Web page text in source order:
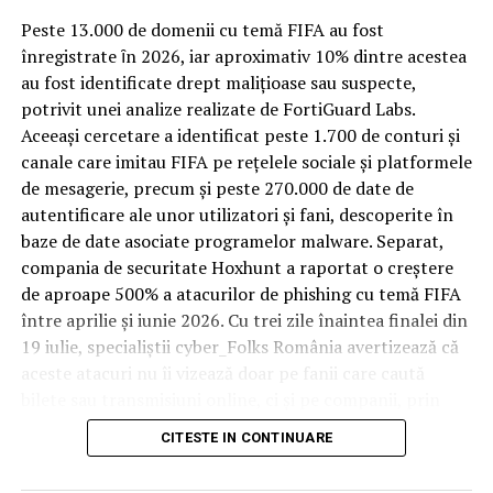
ARTICOLE PE ACEIASI TEMA: PRIMA
URMATORUL
Alertă! Rusia înfige rachete de ultimă generație în
coasta NATO. Unde a fost instalat sistemul S-400 |
Capitala24
NU RATATI
Curs BNR. Curs valutar 4 martie 2019. Cât a ajuns EURO
la început de săptămână | Capitala24
Spre diferență de o locuință obișnuită, o cameră de hotel
trece printr-un ciclu de utilizare intensă: oaspeți diferiți,
bagaje trase pe roți, curățenie zilnică, uneori mai multe
rezervări consecutive în aceeași săptămână. Această
frecvență ridicată de utilizare pune presiune reală pe
orice suprafață, iar pardoseala este printre primele
elemente afectate vizibil, mai ales în zona din jurul
patului și a ușii de acces.
În etapa de renovare sau construcție, administratorii
care iau în calcul mocheta trafic intenspentru zonele
cu rotație mare reduc riscul de uzură prematură și de
decolorare vizibilă în punctele de trecere frecventă. Este
o decizie care ține mai puțin de stil și mai mult de
după primele sezoane de utilizare intensă.
Peste 13.000 de domenii cu temă FIFA au fost
înregistrate ȋn 2026, iar aproximativ 10% dintre acestea
au fost identificate drept malițioase sau suspecte,
potrivit unei analize realizate de FortiGuard Labs.
Aceeași cercetare a identificat peste 1.700 de conturi și
canale care imitau FIFA pe rețelele sociale și platformele
de mesagerie, precum și peste 270.000 de date de
autentificare ale unor utilizatori și fani, descoperite în
baze de date asociate programelor malware. Separat,
compania de securitate Hoxhunt a raportat o creștere
de aproape 500% a atacurilor de phishing cu temă FIFA
între aprilie și iunie 2026. Cu trei zile înaintea finalei din
19 iulie, specialiștii cyber_Folks România avertizează că
conturile, dispozitivele și infrastructura digitală
utilizate de angajați.
CITESTE IN CONTINUARE